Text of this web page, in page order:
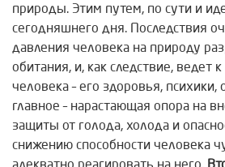
природы. Этим путем, по сути и
сегодняшнего дня. Последствия
давления человека на природу
обитания, и, как следствие, ведет
человека – его здоровья,
главное – нарастающая опора на
защиты от голода, холода и
снижению способности человека